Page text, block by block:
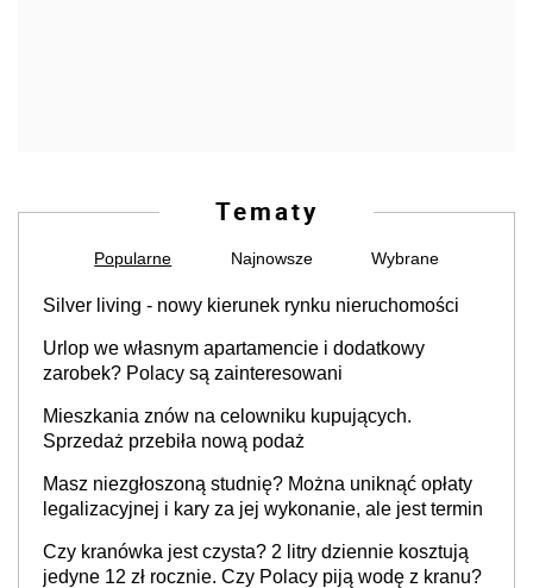
Tematy
Popularne Najnowsze Wybrane
Silver living - nowy kierunek rynku nieruchomości
Urlop we własnym apartamencie i dodatkowy
zarobek? Polacy są zainteresowani
Mieszkania znów na celowniku kupujących.
Sprzedaż przebiła nową podaż
Masz niezgłoszoną studnię? Można uniknąć opłaty
legalizacyjnej i kary za jej wykonanie, ale jest termin
Czy kranówka jest czysta? 2 litry dziennie kosztują
jedyne 12 zł rocznie. Czy Polacy piją wodę z kranu?